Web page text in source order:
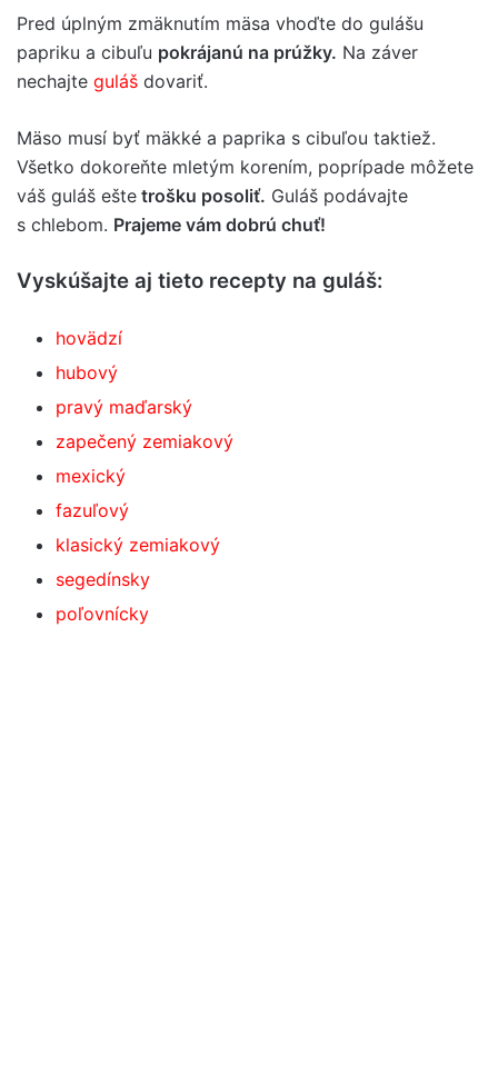
Pred úplným zmäknutím mäsa vhoďte do gulášu
papriku a cibuľu pokrájanú na prúžky. Na záver
nechajte guláš dovariť.
Mäso musí byť mäkké a paprika s cibuľou taktiež.
Všetko dokoreňte mletým korením, poprípade môžete
váš guláš ešte trošku posoliť. Guláš podávajte
s chlebom. Prajeme vám dobrú chuť!
Vyskúšajte aj tieto recepty na guláš:
hovädzí
hubový
pravý maďarský
zapečený zemiakový
mexický
fazuľový
klasický zemiakový
segedínsky
poľovnícky